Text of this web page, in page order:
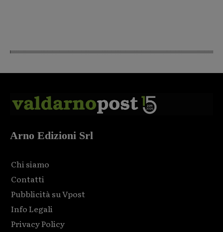
Arno Edizioni Srl
Chi siamo
Contatti
Pubblicità su Vpost
Info Legali
Privacy Policy